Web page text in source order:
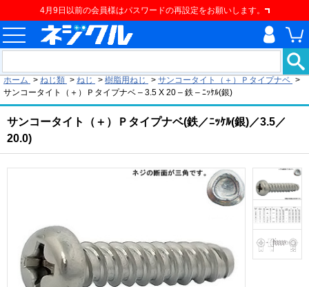
4月9日以前の会員様はパスワードの再設定をお願いします。
ホーム > ねじ類 > ねじ > 樹脂用ねじ > サンコータイト（＋）Ｐタイプナベ >
サンコータイト（＋）Ｐタイプナベ – 3.5 X 20 – 鉄 – ﾆｯｹﾙ(銀)
サンコータイト（＋）Ｐタイプナベ(鉄／ﾆｯｹﾙ(銀)／3.5／
20.0)